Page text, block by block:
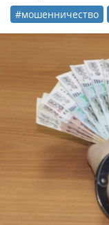
#мошенничество